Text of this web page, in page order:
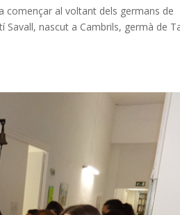
al voltant dels germans de
Savall, nascut a Cambrils, germà de